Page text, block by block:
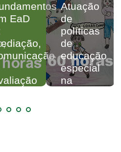
EaD
Atuação
de
políticas
de
educação
especial
na